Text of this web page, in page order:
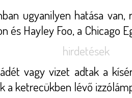
ugyanilyen hatása
és Hayley Foo, a Chicago
hirdetések
vagy vizet adtak a
a ketrecükben lévő